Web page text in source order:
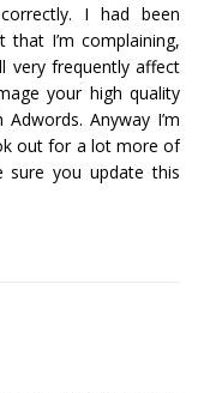
I had been
I’m complaining,
very frequently affect
your high quality
Anyway I’m
out for a lot more of
sure you update this